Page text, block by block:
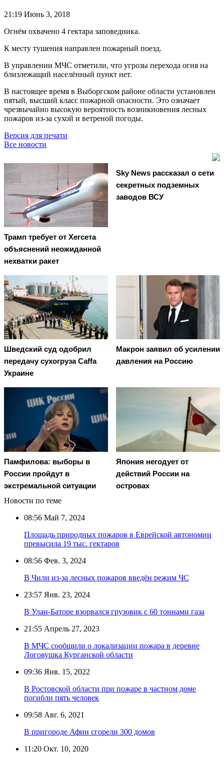
21:19 Июнь 3, 2018
Огнём охвачено 4 гектара заповедника.
К месту тушения направлен пожарный поезд.
В управлении МЧС отметили, что угрозы перехода огня на
близлежащий населённый пункт нет.
В настоящее время в Выборгском районе области установлен
пятый, высший класс пожарной опасности. Это означает
чрезвычайно высокую вероятность возникновения лесных
пожаров из-за сухой и ветреной погоды.
Версия для печати
Все новости
Трамп требует от Хегсета
объяснений неожиданной
нехватки ракет
Sky News рассказал о сети
секретных подземных
заводов ВСУ
Шведский суд одобрил
передачу сухогруза Caffa
Украине
Макрон заявил об усилении
давления на Россию
Памфилова: выборы в
России пройдут в
экстремальной ситуации
Япония негодует от
действий России на
островах
Новости по теме
08:56 Май 7, 2024
Площадь природных пожаров в Еврейской автономии
превысила 19 тыс. гектаров
08:56 Фев. 3, 2024
В Чили из-за лесных пожаров введён режим ЧС
23:57 Янв. 23, 2024
В Улан-Баторе взорвался грузовик с 60 тоннами газа
21:55 Апрель 27, 2023
В МЧС сообщили о локализации пожара в деревне
Логовушка Курганской области
09:36 Янв. 15, 2022
В Ростовской области при пожаре в частном доме
погибли пять человек
09:58 Авг. 6, 2021
В пригороде Афин сгорели 300 домов
11:20 Окт. 10, 2020